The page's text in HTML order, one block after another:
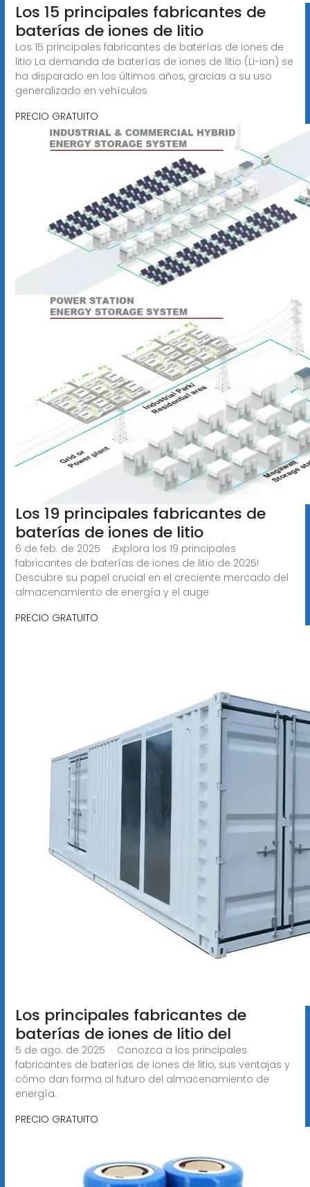
Los 15 principales fabricantes de
baterías de iones de litio
Los 15 principales fabricantes de baterías de iones de
litio La demanda de baterías de iones de litio (Li-ion) se
ha disparado en los últimos años, gracias a su uso
generalizado en vehículos
PRECIO GRATUITO
Los 19 principales fabricantes de
baterías de iones de litio
6 de feb. de 2025 · ¡Explora los 19 principales
fabricantes de baterías de iones de litio de 2025!
Descubre su papel crucial en el creciente mercado del
almacenamiento de energía y el auge
PRECIO GRATUITO
Los principales fabricantes de
baterías de iones de litio del
5 de ago. de 2025 · Conozca a los principales
fabricantes de baterías de iones de litio, sus ventajas y
cómo dan forma al futuro del almacenamiento de
energía.
PRECIO GRATUITO